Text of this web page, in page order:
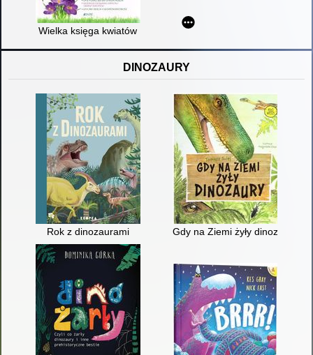
Wielka księga kwiatów
DINOZAURY
Rok z dinozaurami Gdy na Ziemi żyły dinozaury